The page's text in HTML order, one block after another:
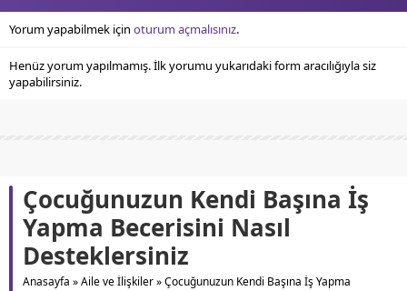
Yorum yapabilmek için oturum açmalısınız.
Henüz yorum yapılmamış. İlk yorumu yukarıdaki form aracılığıyla siz
yapabilirsiniz.
Çocuğunuzun Kendi Başına İş
Yapma Becerisini Nasıl
Desteklersiniz
Anasayfa »Aile ve İlişkiler»Çocuğunuzun Kendi Başına İş Yapma